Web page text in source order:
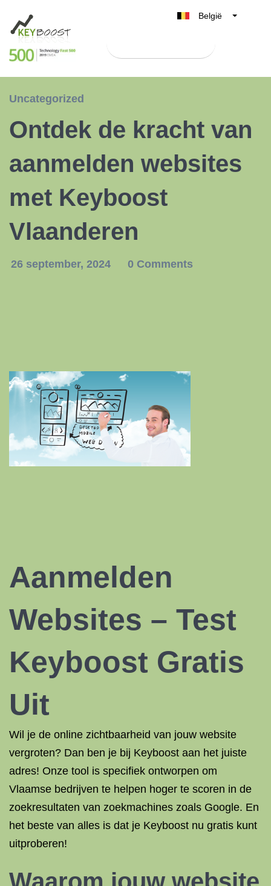
België
Nederland
España
Uncategorized
Ontdek de kracht van
aanmelden websites
met Keyboost
Vlaanderen
26 september, 2024 0 Comments
Aanmelden
Websites – Test
Keyboost Gratis
Uit
Wil je de online zichtbaarheid van jouw website
vergroten? Dan ben je bij Keyboost aan het juiste
adres! Onze tool is specifiek ontworpen om
Vlaamse bedrijven te helpen hoger te scoren in de
zoekresultaten van zoekmachines zoals Google. En
het beste van alles is dat je Keyboost nu gratis kunt
uitproberen!